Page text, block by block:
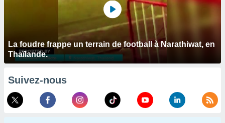
La foudre frappe un terrain de football à Narathiwat, en
Thaïlande.
Suivez-nous